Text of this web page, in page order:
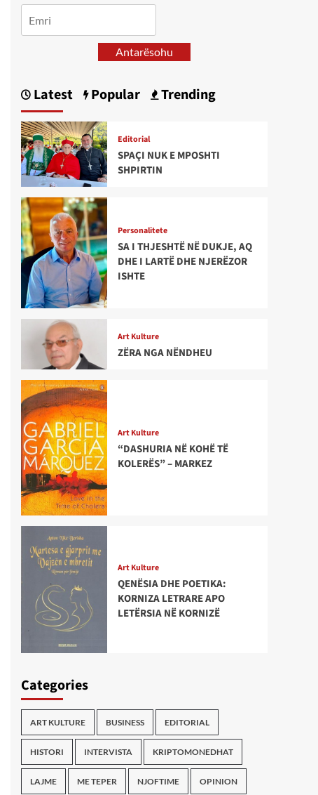
Antarësohu
Latest Popular Trending
Editorial
SPAÇI NUK E MPOSHTI
SHPIRTIN
Personalitete
SA I THJESHTË NË DUKJE, AQ
DHE I LARTË DHE NJERËZOR
ISHTE
Art Kulture
ZËRA NGA NËNDHEU
Art Kulture
“DASHURIA NË KOHË TË
KOLERËS” – MARKEZ
Art Kulture
QENËSIA DHE POETIKA:
KORNIZA LETRARE APO
LETËRSIA NË KORNIZË
Categories
ART KULTURE BUSINESS EDITORIAL
HISTORI INTERVISTA KRIPTOMONEDHAT
LAJME ME TEPER NJOFTIME OPINION